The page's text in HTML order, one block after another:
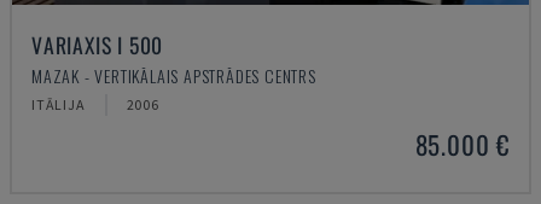
VARIAXIS I 500
MAZAK - VERTIKĀLAIS APSTRĀDES CENTRS
ITĀLIJA 2006
85.000 €